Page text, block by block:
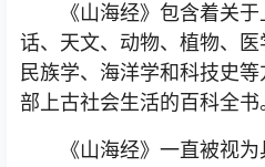
《山海经》包含着关
话、天文、动物、植物、医
民族学、海洋学和科技史
部上古社会生活的百科全书
《山海经》一直被视